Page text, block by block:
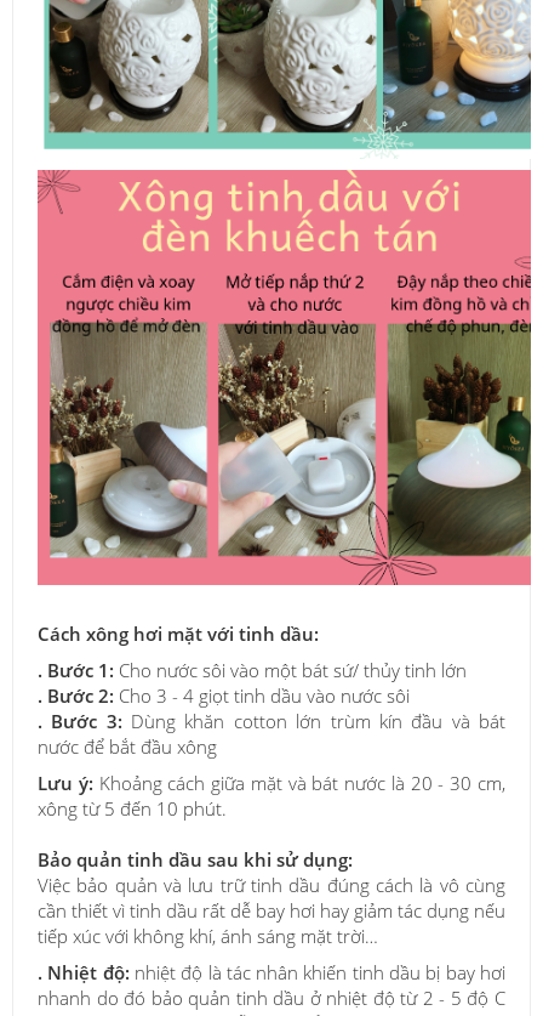
Cách xông hơi mặt với tinh dầu:
. Bước 1: Cho nước sôi vào một bát sứ/ thủy tinh lớn
. Bước 2: Cho 3 - 4 giọt tinh dầu vào nước sôi
. Bước 3: Dùng khăn cotton lớn trùm kín đầu và bát
nước để bắt đầu xông
Lưu ý: Khoảng cách giữa mặt và bát nước là 20 - 30 cm,
xông từ 5 đến 10 phút.
Bảo quản tinh dầu sau khi sử dụng:
Việc bảo quản và lưu trữ tinh dầu đúng cách là vô cùng
cần thiết vì tinh dầu rất dễ bay hơi hay giảm tác dụng nếu
tiếp xúc với không khí, ánh sáng mặt trời…
. Nhiệt độ: nhiệt độ là tác nhân khiến tinh dầu bị bay hơi
nhanh do đó bảo quản tinh dầu ở nhiệt độ từ 2 - 5 độ C